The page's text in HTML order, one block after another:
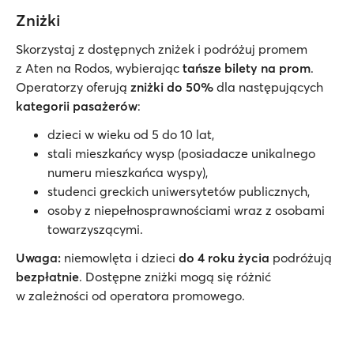
Zniżki
Skorzystaj z dostępnych zniżek i podróżuj promem
z Aten na Rodos, wybierając tańsze bilety na prom.
Operatorzy oferują zniżki do 50% dla następujących
kategorii pasażerów:
dzieci w wieku od 5 do 10 lat,
stali mieszkańcy wysp (posiadacze unikalnego
numeru mieszkańca wyspy),
studenci greckich uniwersytetów publicznych,
osoby z niepełnosprawnościami wraz z osobami
towarzyszącymi.
Uwaga: niemowlęta i dzieci do 4 roku życia podróżują
bezpłatnie. Dostępne zniżki mogą się różnić
w zależności od operatora promowego.